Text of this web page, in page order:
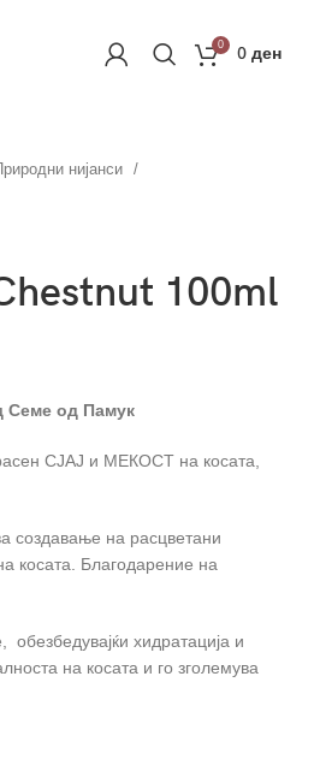
0 0 ден
нијанси
100ml
Семе од Памук
СЈАЈ и МЕКОСТ на косата,
создавање на расцветани
косата. Благодарение на
хидратација и
на косата и го зголемува